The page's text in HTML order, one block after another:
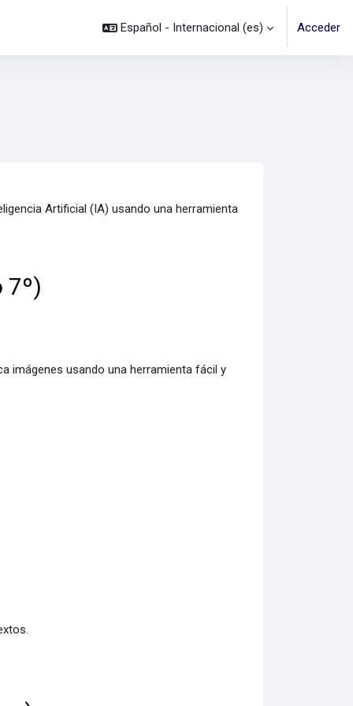
Español - Internacional ‎(es)‎ Acceder
Artificial (IA) usando una herramienta
7º)
imágenes usando una herramienta fácil y